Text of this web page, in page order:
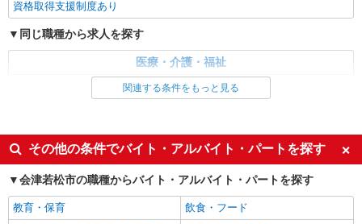
資格取得支援制度あり
同じ職種から求人を探す
医療・介護・福祉
未経験歓迎
ミドル（40代～）活躍中
ボーナス・賞与あり
車通勤OK
交通費支給
社会保険あり
産休・育休取得実績あり
関連する条件をもっと見る
その他の条件でバイト・アルバイト・パートを探す
会津若松市の職種からバイト・アルバイト・パートを探す
教育・保育
飲食・フード